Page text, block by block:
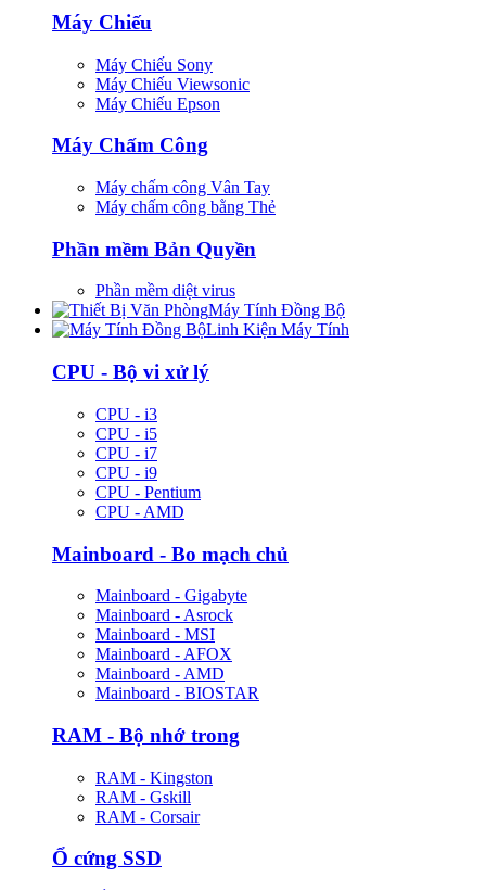
Máy Chiếu
Máy Chiếu Sony
Máy Chiếu Viewsonic
Máy Chiếu Epson
Máy Chấm Công
Máy chấm công Vân Tay
Máy chấm công bằng Thẻ
Phần mềm Bản Quyền
Phần mềm diệt virus
Máy Tính Đồng Bộ
Linh Kiện Máy Tính
CPU - Bộ vi xử lý
CPU - i3
CPU - i5
CPU - i7
CPU - i9
CPU - Pentium
CPU - AMD
Mainboard - Bo mạch chủ
Mainboard - Gigabyte
Mainboard - Asrock
Mainboard - MSI
Mainboard - AFOX
Mainboard - AMD
Mainboard - BIOSTAR
RAM - Bộ nhớ trong
RAM - Kingston
RAM - Gskill
RAM - Corsair
Ổ cứng SSD